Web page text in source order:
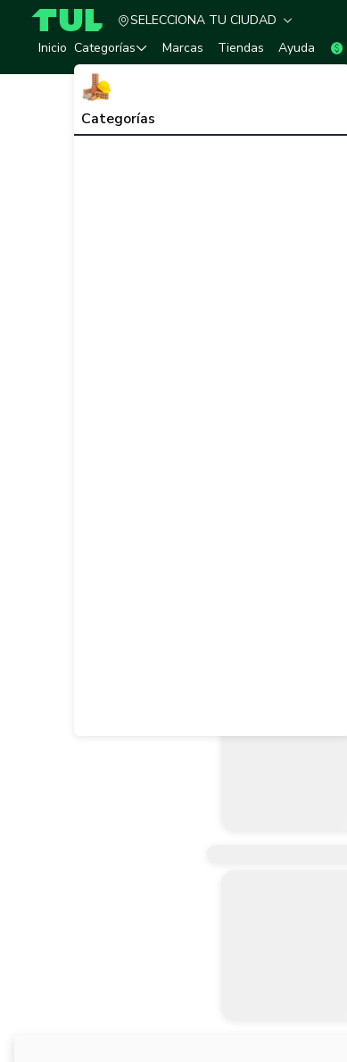
TUL - Tu Marketplace de Construcción
SELECCIONA TU CIUDAD
Inicio Categorías
Categorías
Marcas Tiendas Ayuda
Sistema Eléctrico e
Descripción del
¿No sabes
Encuentra